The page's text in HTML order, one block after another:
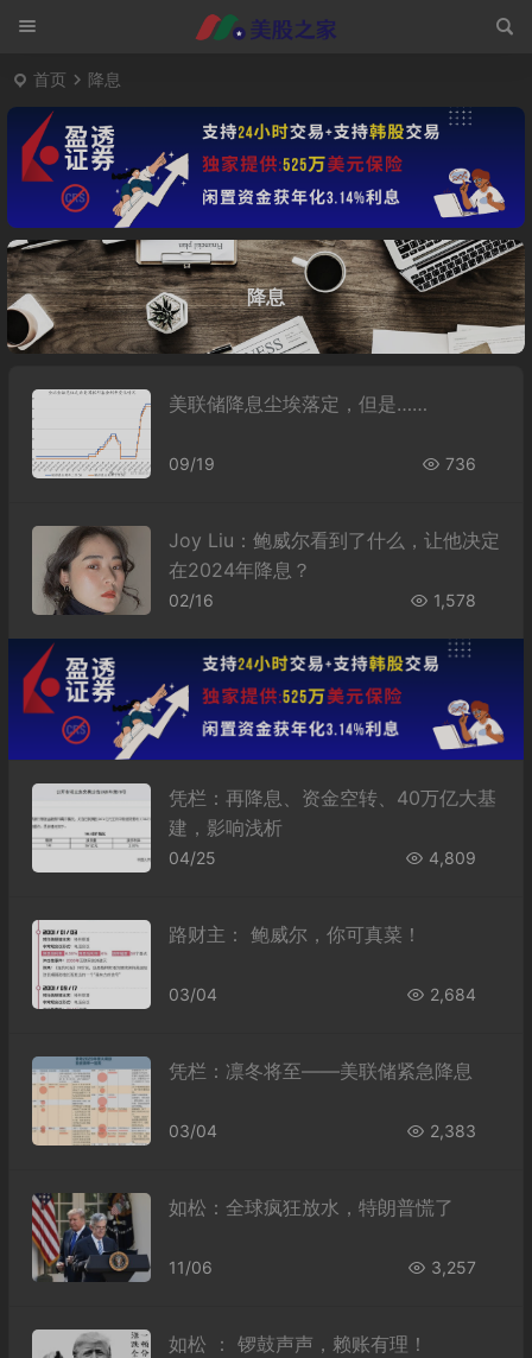
首页 降息
降息
美联储降息尘埃落定，但是……
09/19 736
Joy Liu：鲍威尔看到了什么，让他决定
在2024年降息？
02/16 1,578
凭栏：再降息、资金空转、40万亿大基
建，影响浅析
04/25 4,809
路财主： 鲍威尔，你可真菜！
03/04 2,684
凭栏：凛冬将至——美联储紧急降息
03/04 2,383
如松：全球疯狂放水，特朗普慌了
11/06 3,257
如松 ： 锣鼓声声，赖账有理！